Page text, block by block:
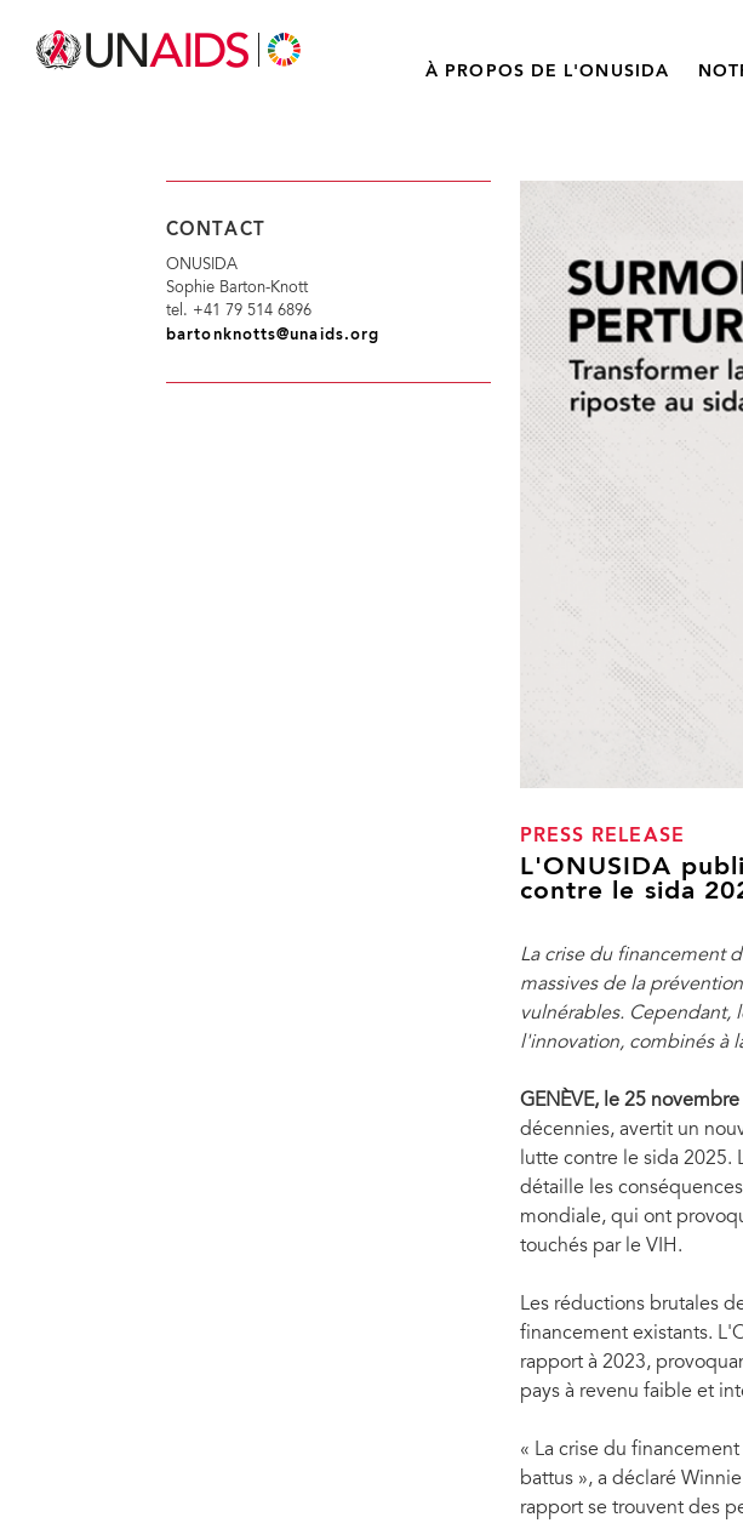
À PROPOS DE L'ONUSIDA
PRESS RELEASE
L'ONUSIDA
contre le sida
La crise du financement
massives de la
vulnérables. Cependant,
l'innovation, combinés à
GENÈVE, le 25
décennies, avertit un
lutte contre le sida 2025.
détaille les
mondiale, qui ont
touchés par le VIH.
Les réductions brutales
financement existants.
rapport à 2023,
pays à revenu faible et
« La crise du
battus », a déclaré
rapport se trouvent des
CONTACT
ONUSIDA
Sophie Barton-Knott
tel. +41 79 514 6896
bartonknotts@unaids.org